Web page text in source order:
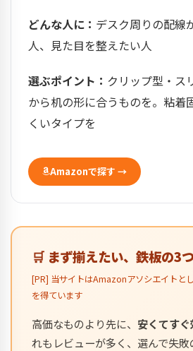
どんな人に： デスク周りの配線
人、見た目を整えたい人
選ぶポイント： クリップ型・ス
から机の形に合うものを。粘着
くいタイプを
Amazonで探す →
🛒 まず揃えたい、鉄板の3
[PR] 当サイトはAmazonアソシエイトと
を得ています
高価なものより先に、 安くてす
れもレビューが多く、選んで失